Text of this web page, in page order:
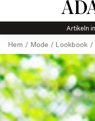
Artikeln
Hem / Mode / Lookbook /